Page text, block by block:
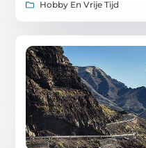
Hobby En Vrije Tijd